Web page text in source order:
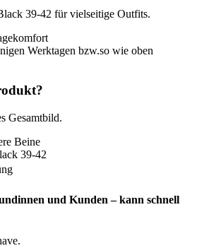
39-42 für vielseitige Outfits.
Werktagen bzw.so wie oben
Gesamtbild.
Beine
39-42
und Kunden – kann schnell